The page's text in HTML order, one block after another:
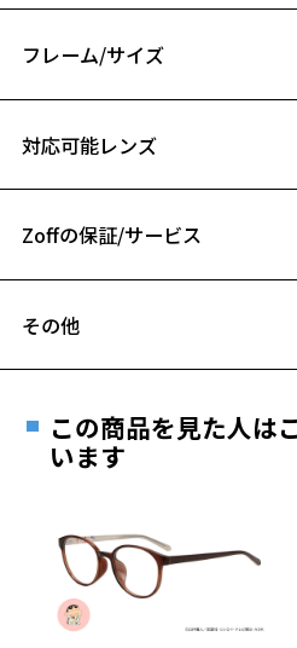
お気に入り
お気に入りリス
【付属品】オリジナルケース&メガネ
emiriさんセレクトのシンプルながらも
ネ拭き付き。
93年にドラマデビュー。
める。
2024年からはアパレルブランド「
※柄や色味の出方に個体差があり、画
フレーム/サイズ
B ブリッジ(鼻部分)の横幅：21mm
お持ちのZoffメガネサイ
対応可能レンズ
フレームとレンズの合
Zoffの保証/サービス
安心1 フレーム１年間品
きます。
※保証期間内に交換が行われた場
延長されません。
その他
ご希望のお客さまは、「レンズ
最寄りのZoff実店舗にてレンズ
※サングラスやパッケージ品で
談ください。
＜メガネの度数情報がわからない方
この商品を見た人は
います